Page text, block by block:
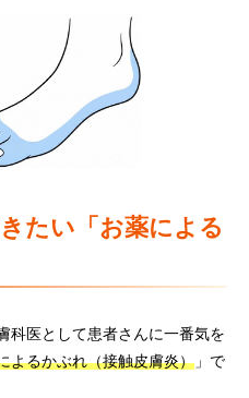
たい「お薬による
科医として患者さんに一番気を
よるかぶれ（接触皮膚炎） 」で